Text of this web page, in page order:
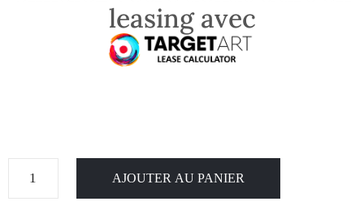
leasing avec
AJOUTER AU PANIER